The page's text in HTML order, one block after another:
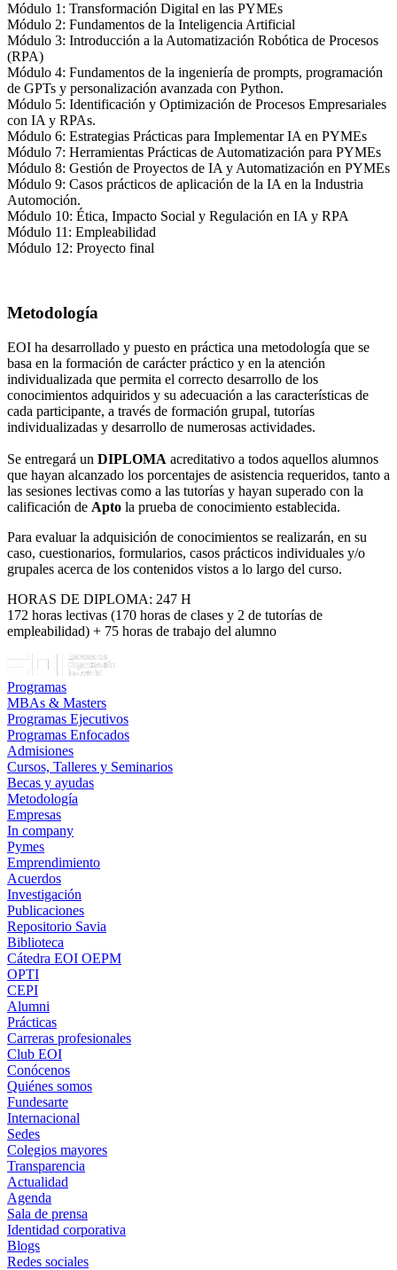
Módulo 1: Transformación Digital en las PYMEs
Módulo 2: Fundamentos de la Inteligencia Artificial
Módulo 3: Introducción a la Automatización Robótica de Procesos
(RPA)
Módulo 4: Fundamentos de la ingeniería de prompts, programación
de GPTs y personalización avanzada con Python.
Módulo 5: Identificación y Optimización de Procesos Empresariales
con IA y RPAs.
Módulo 6: Estrategias Prácticas para Implementar IA en PYMEs
Módulo 7: Herramientas Prácticas de Automatización para PYMEs
Módulo 8: Gestión de Proyectos de IA y Automatización en PYMEs
Módulo 9: Casos prácticos de aplicación de la IA en la Industria
Automoción.
Módulo 10: Ética, Impacto Social y Regulación en IA y RPA
Módulo 11: Empleabilidad
Módulo 12: Proyecto final
Metodología
EOI ha desarrollado y puesto en práctica una metodología que se
basa en la formación de carácter práctico y en la atención
individualizada que permita el correcto desarrollo de los
conocimientos adquiridos y su adecuación a las características de
cada participante, a través de formación grupal, tutorías
individualizadas y desarrollo de numerosas actividades.
Se entregará un DIPLOMA acreditativo a todos aquellos alumnos
que hayan alcanzado los porcentajes de asistencia requeridos, tanto a
las sesiones lectivas como a las tutorías y hayan superado con la
calificación de Apto la prueba de conocimiento establecida.
Para evaluar la adquisición de conocimientos se realizarán, en su
caso, cuestionarios, formularios, casos prácticos individuales y/o
grupales acerca de los contenidos vistos a lo largo del curso.
HORAS DE DIPLOMA: 247 H
172 horas lectivas (170 horas de clases y 2 de tutorías de
empleabilidad) + 75 horas de trabajo del alumno
Programas
MBAs & Masters
Programas Ejecutivos
Programas Enfocados
Admisiones
Cursos, Talleres y Seminarios
Becas y ayudas
Metodología
Empresas
In company
Pymes
Emprendimiento
Acuerdos
Investigación
Publicaciones
Repositorio Savia
Biblioteca
Cátedra EOI OEPM
OPTI
CEPI
Alumni
Prácticas
Carreras profesionales
Club EOI
Conócenos
Quiénes somos
Fundesarte
Internacional
Sedes
Colegios mayores
Transparencia
Actualidad
Agenda
Sala de prensa
Identidad corporativa
Blogs
Redes sociales